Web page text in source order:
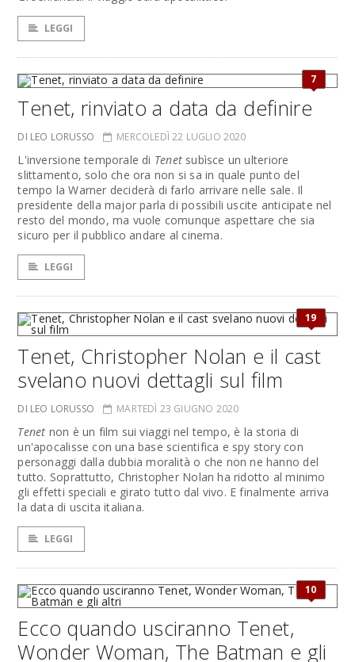
LEGGI
7
Tenet, rinviato a data da definire
DI LEO LORUSSO MERCOLEDÌ 22 LUGLIO 2020
L'inversione temporale di Tenetsubìsce un ulteriore
slittamento, solo che ora non si sa in quale punto del
tempo la Warner deciderà di farlo arrivare nelle sale. Il
presidente della major parla di possibili uscite anticipate nel
resto del mondo, ma vuole comunque aspettare che sia
sicuro per il pubblico andare al cinema.
LEGGI
19
Tenet, Christopher Nolan e il cast
svelano nuovi dettagli sul film
DI LEO LORUSSO MARTEDÌ 23 GIUGNO 2020
Tenet non è un film sui viaggi nel tempo, è la storia di
un'apocalisse con una base scientifica e spy story con
personaggi dalla dubbia moralità o che non ne hanno del
tutto. Soprattutto, Christopher Nolan ha ridotto al minimo
gli effetti speciali e girato tutto dal vivo. E finalmente arriva
la data di uscita italiana.
LEGGI
10
Ecco quando usciranno Tenet,
Wonder Woman, The Batman e gli